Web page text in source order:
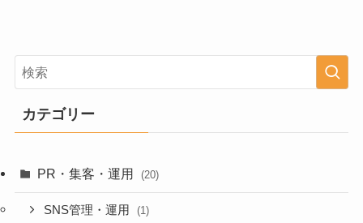
カテゴリー
PR・集客・運用 (20)
SNS管理・運用 (1)